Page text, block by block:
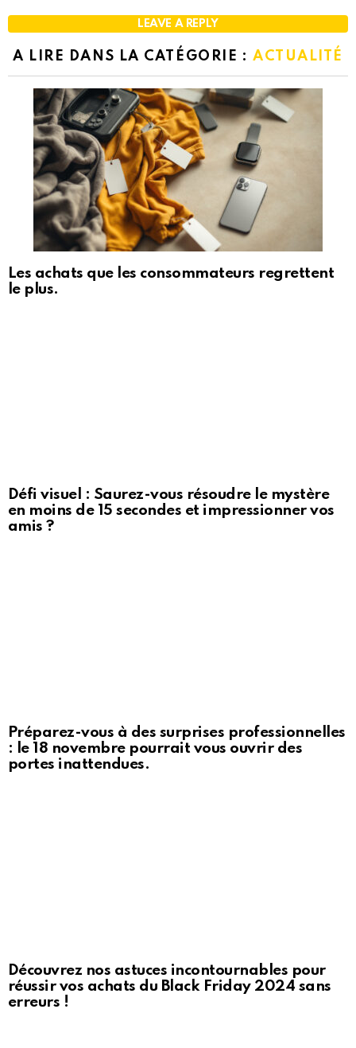
LEAVE A REPLY
A LIRE DANS LA CATÉGORIE : ACTUALITÉ
Les achats que les consommateurs regrettent
le plus.
Défi visuel : Saurez-vous résoudre le mystère
en moins de 15 secondes et impressionner vos
amis ?
Préparez-vous à des surprises professionnelles
: le 18 novembre pourrait vous ouvrir des
portes inattendues.
Découvrez nos astuces incontournables pour
réussir vos achats du Black Friday 2024 sans
erreurs !